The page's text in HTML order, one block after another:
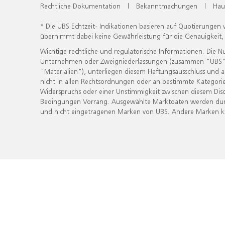
Rechtliche Dokumentation | Bekanntmachungen |
* Die UBS Echtzeit- Indikationen basieren auf
übernimmt dabei keine Gewährleistung für die
Wichtige rechtliche und regulatorische Informationen. Die
Unternehmen oder Zweigniederlassungen (zusammen
"Materialien"), unterliegen diesem Haftungsausschluss
nicht in allen Rechtsordnungen oder an bestimmte
Widerspruchs oder einer Unstimmigkeit zwischen diesem
Bedingungen Vorrang. Ausgewählte Marktdaten werden
und nicht eingetragenen Marken von UBS. Andere Marken